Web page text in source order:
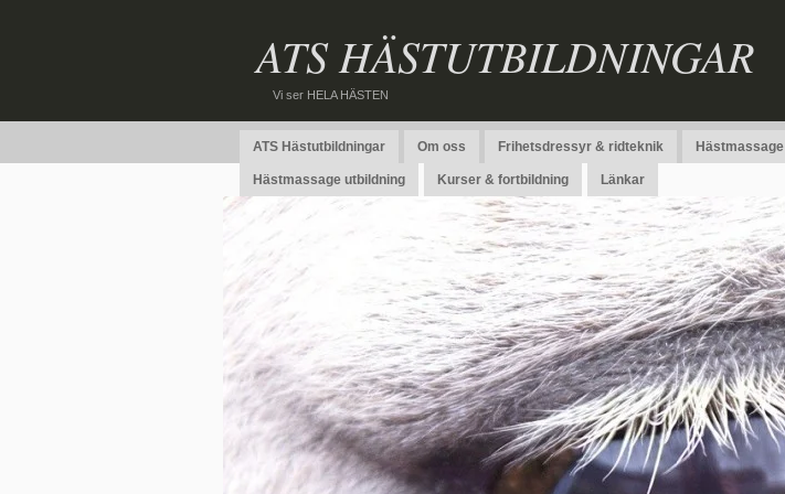
ATS HÄSTUTBILDNINGAR
Vi ser HELA HÄSTEN
ATS Hästutbildningar Om oss Frihetsdressyr & ridteknik Hästmassage
Hästmassage utbildning Kurser & fortbildning Länkar